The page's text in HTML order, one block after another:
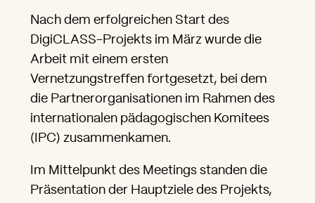
Nach dem erfolgreichen Start des
DigiCLASS-Projekts im März wurde die
Arbeit mit einem ersten
Vernetzungstreffen fortgesetzt, bei dem
die Partnerorganisationen im Rahmen des
internationalen pädagogischen Komitees
(IPC) zusammenkamen.
Im Mittelpunkt des Meetings standen die
Präsentation der Hauptziele des Projekts,